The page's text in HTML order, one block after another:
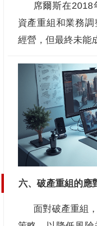
席爾斯在2018
資產重組和業務
經營，但最終未能
六、破產重組的應
面對破產重組